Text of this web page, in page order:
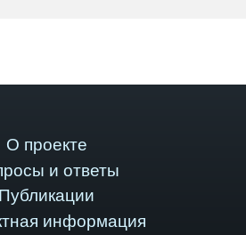
О проекте
и ответы
Публикации
информация